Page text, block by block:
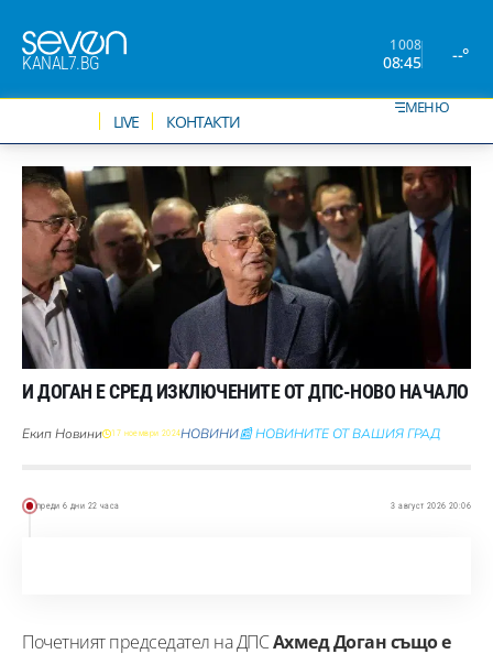
KANAL7.BG
1008
08:45 --°
LIVE КОНТАКТИ
МЕНЮ
И ДОГАН Е СРЕД ИЗКЛЮЧЕНИТЕ ОТ ДПС-НОВО НАЧАЛО
Екип Новини 17 ноември 2024НОВИНИ📰 НОВИНИТЕ ОТ ВАШИЯ ГРАД
преди 6 дни 22 часа 3 август 2026 20:06
Почетният председател на ДПСАхмед Доган също е